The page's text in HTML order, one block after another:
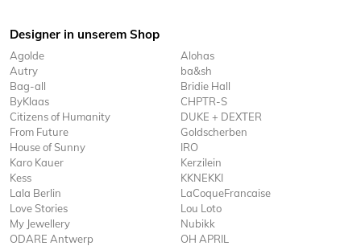
Designer in unserem Shop
Agolde
Alohas
Autry
ba&sh
Bag-all
Bridie Hall
ByKlaas
CHPTR-S
Citizens of Humanity
DUKE + DEXTER
From Future
Goldscherben
House of Sunny
IRO
Karo Kauer
Kerzilein
Kess
KKNEKKI
Lala Berlin
LaCoqueFrancaise
Love Stories
Lou Loto
My Jewellery
Nubikk
ODARE Antwerp
OH APRIL